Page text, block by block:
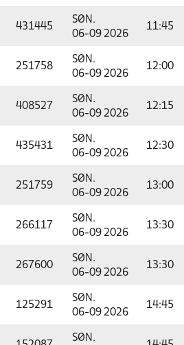
431445
SØN.
06-09 2026
11:45
251758
SØN.
06-09 2026
12:00
408527
SØN.
06-09 2026
12:15
435431
SØN.
06-09 2026
12:30
251759
SØN.
06-09 2026
13:00
266117
SØN.
06-09 2026
13:30
267600
SØN.
06-09 2026
13:30
125291
SØN.
06-09 2026
14:45
SØN.